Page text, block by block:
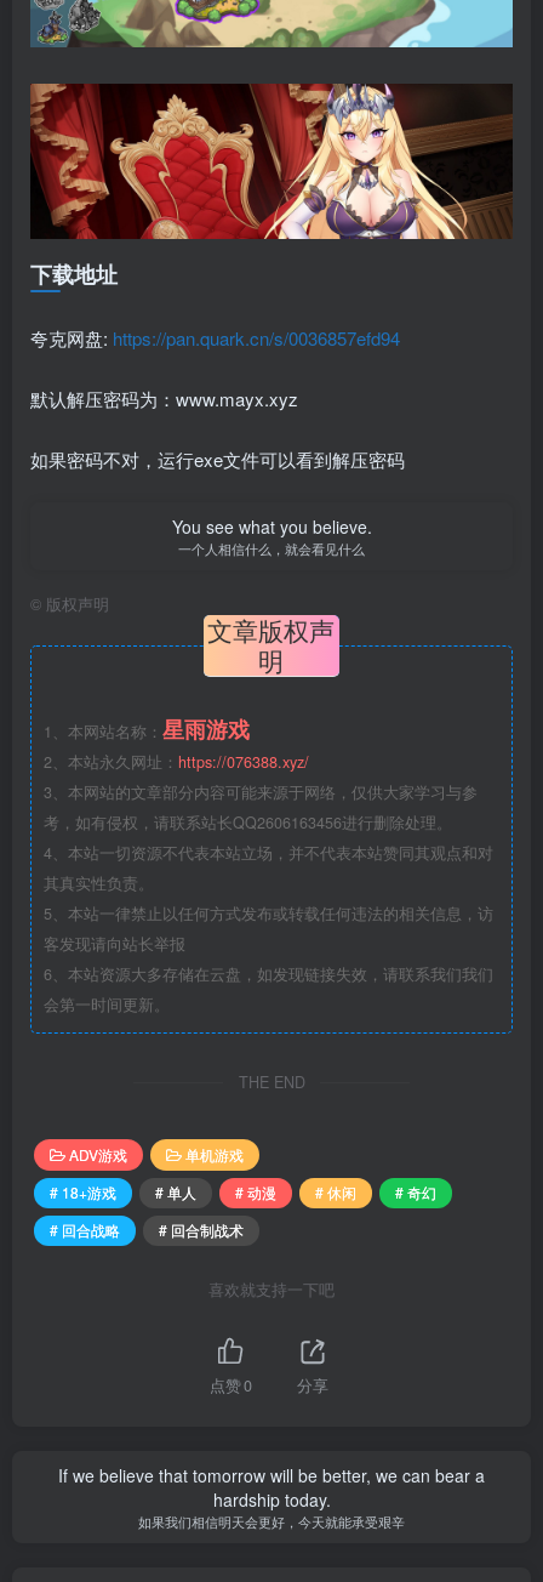
下载地址
夸克网盘: https://pan.quark.cn/s/0036857efd94
默认解压密码为：www.mayx.xyz
如果密码不对，运行exe文件可以看到解压密码
You see what you believe.
一个人相信什么，就会看见什么
© 版权声明
文章版权声
明
1、本网站名称： 星雨游戏
2、本站永久网址： https://076388.xyz/
3、本网站的文章部分内容可能来源于网络，仅供大家学习与参
考，如有侵权，请联系站长QQ2606163456进行删除处理。
4、本站一切资源不代表本站立场，并不代表本站赞同其观点和对
其真实性负责。
5、本站一律禁止以任何方式发布或转载任何违法的相关信息，访
客发现请向站长举报
6、本站资源大多存储在云盘，如发现链接失效，请联系我们我们
会第一时间更新。
THE END
ADV游戏
单机游戏
# 18+游戏
# 单人 # 动漫 # 休闲
# 奇幻
# 回合战略
# 回合制战术
喜欢就支持一下吧
点赞0 分享
If we believe that tomorrow will be better, we can bear a
hardship today.
如果我们相信明天会更好，今天就能承受艰辛